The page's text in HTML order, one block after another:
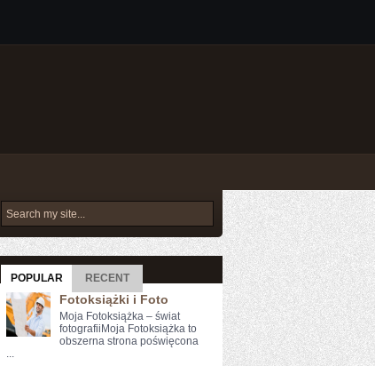
POPULAR RECENT
Fotoksiążki i Foto
Moja Fotoksiążka – świat
fotografiiMoja Fotoksiążka to
obszerna strona poświęcona
...